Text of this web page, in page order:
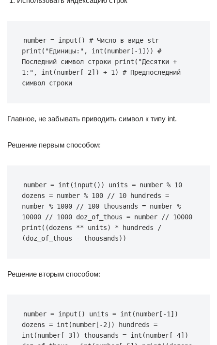
number = input() # Число в виде str
print("Единицы:", int(number[-1])) #
Последний символ строки print("Десятки +
1:", int(number[-2]) + 1) # Предпоследний
символ строки
Главное, не забывать приводить символ к типу int.
Решение первым способом:
number = int(input()) units = number % 10
dozens = number % 100 // 10 hundreds =
number % 1000 // 100 thousands = number %
10000 // 1000 doz_of_thous = number // 10000
print((dozens ** units) * hundreds /
(doz_of_thous - thousands))
Решение вторым способом:
number = input() units = int(number[-1])
dozens = int(number[-2]) hundreds =
int(number[-3]) thousands = int(number[-4])